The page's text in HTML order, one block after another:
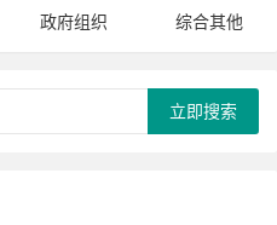
政府组织 综合其他
立即搜索